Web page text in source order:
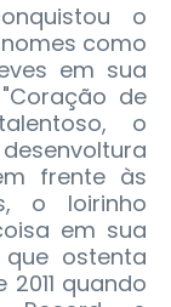
o
como
em sua
de
o
frente às
o loirinho
em sua
ostenta
quando